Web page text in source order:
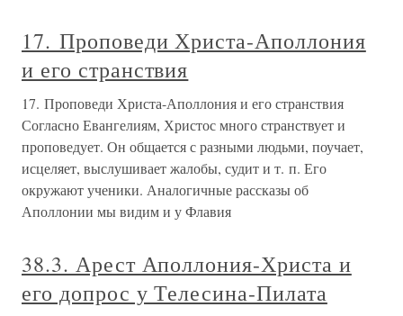
17. Проповеди Христа-Аполлония
и его странствия
17. Проповеди Христа-Аполлония и его странствия
Согласно Евангелиям, Христос много странствует и
проповедует. Он общается с разными людьми, поучает,
исцеляет, выслушивает жалобы, судит и т. п. Его
окружают ученики. Аналогичные рассказы об
Аполлонии мы видим и у Флавия
38.3. Арест Аполлония-Христа и
его допрос у Телесина-Пилата